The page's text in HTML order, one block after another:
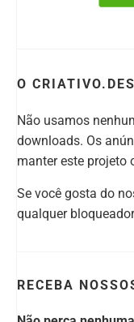
O
Não usamos
downloads. Os
manter este projeto
Se você gosta do
qualquer
RECEBA